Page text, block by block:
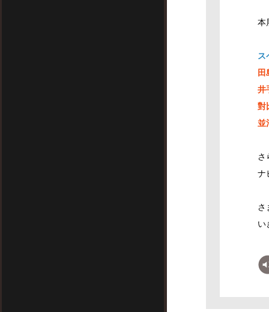
本
ス
田
井
對
並
さ
ナ
さ
い